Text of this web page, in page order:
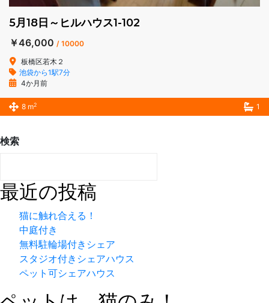
5月18日～ヒルハウス1-102
￥46,000 / 10000
板橋区若木２
池袋から1駅7分
4か月前
8 m2 1
検索
最近の投稿
猫に触れ合える！
中庭付き
無料駐輪場付きシェア
スタジオ付きシェアハウス
ペット可シェアハウス